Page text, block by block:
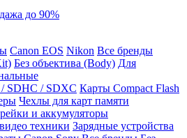
до 90%
Canon EOS Nikon Все бренды
Без объектива (Body) Для
SDHC / SDXC Карты Compact Flash
Чехлы для карт памяти
и аккумуляторы
техники Зарядные устройства